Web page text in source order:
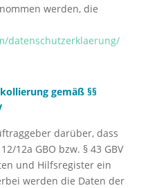
werden, die
datenschutzerklaerung/
gemäß §§
darüber, dass
12a GBO bzw. § 43 GBV
und Hilfsregister ein
werden die Daten der